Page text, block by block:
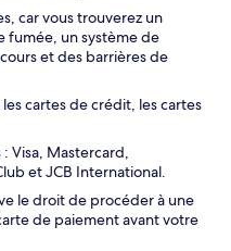
car vous trouverez un
fumée, un système de
et des barrières de
cartes de crédit, les cartes
Visa, Mastercard,
et JCB International.
le droit de procéder à une
de paiement avant votre